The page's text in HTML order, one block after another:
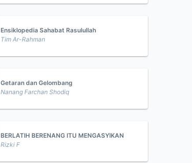
Ensiklopedia Sahabat Rasulullah
Tim Ar-Rahman
Getaran dan Gelombang
Nanang Farchan Shodiq
BERLATIH BERENANG ITU MENGASYIKAN
Rizki F